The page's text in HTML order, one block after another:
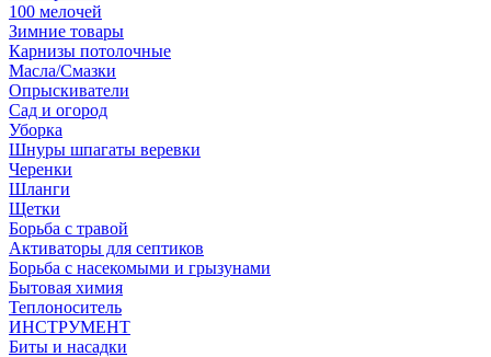
100 мелочей
Зимние товары
Карнизы потолочные
Масла/Смазки
Опрыскиватели
Сад и огород
Уборка
Шнуры шпагаты веревки
Черенки
Шланги
Щетки
Борьба с травой
Активаторы для септиков
Борьба с насекомыми и грызунами
Бытовая химия
Теплоноситель
ИНСТРУМЕНТ
Биты и насадки